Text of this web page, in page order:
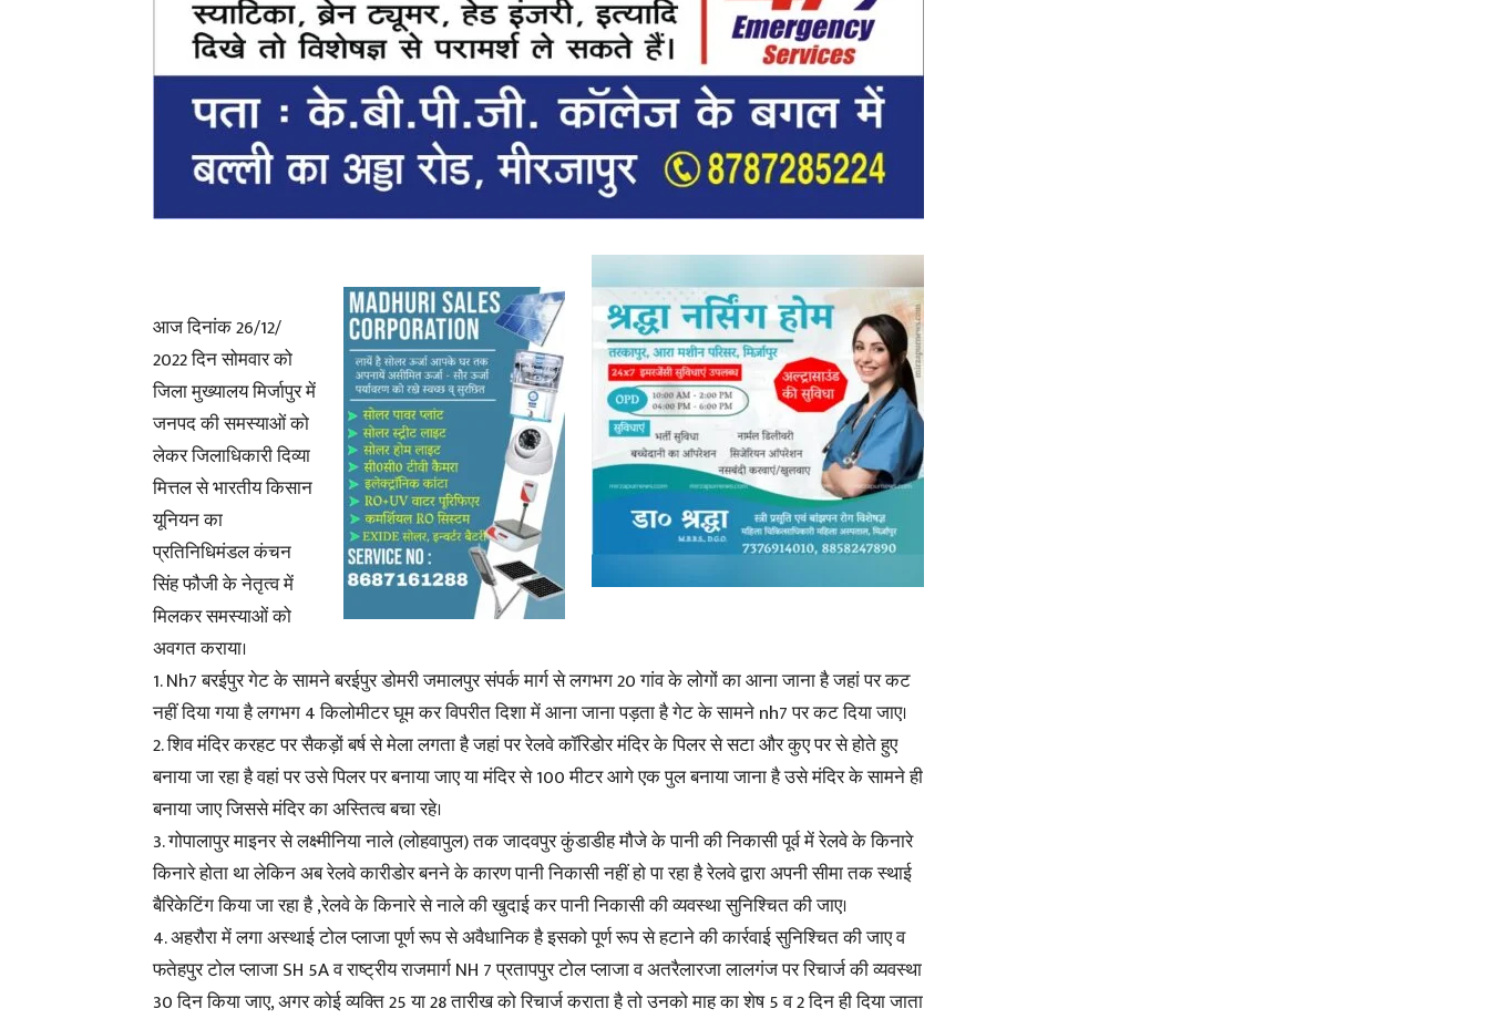
News
Paper
आज दिनांक 26/12/
2022 दिन सोमवार को
जिला मुख्यालय मिर्जापुर में
जनपद की समस्याओं को
लेकर जिलाधिकारी दिव्या
मित्तल से भारतीय किसान
यूनियन का
प्रतिनिधिमंडल कंचन
सिंह फौजी के नेतृत्व में
मिलकर समस्याओं को
अवगत कराया।
1. Nh7 बरईपुर गेट के सामने बरईपुर डोमरी जमालपुर संपर्क मार्ग से लगभग 20 गांव के लोगों का आना जाना है जहां पर कट
नहीं दिया गया है लगभग 4 किलोमीटर घूम कर विपरीत दिशा में आना जाना पड़ता है गेट के सामने nh7 पर कट दिया जाए।
2. शिव मंदिर करहट पर सैकड़ों बर्ष से मेला लगता है जहां पर रेलवे कॉरिडोर मंदिर के पिलर से सटा और कुए पर से होते हुए
बनाया जा रहा है वहां पर उसे पिलर पर बनाया जाए या मंदिर से 100 मीटर आगे एक पुल बनाया जाना है उसे मंदिर के सामने ही
बनाया जाए जिससे मंदिर का अस्तित्व बचा रहे।
3. गोपालापुर माइनर से लक्ष्मीनिया नाले (लोहवापुल) तक जादवपुर कुंडाडीह मौजे के पानी की निकासी पूर्व में रेलवे के किनारे
किनारे होता था लेकिन अब रेलवे कारीडोर बनने के कारण पानी निकासी नहीं हो पा रहा है रेलवे द्वारा अपनी सीमा तक स्थाई
बैरिकेटिंग किया जा रहा है ,रेलवे के किनारे से नाले की खुदाई कर पानी निकासी की व्यवस्था सुनिश्चित की जाए।
4. अहरौरा में लगा अस्थाई टोल प्लाजा पूर्ण रूप से अवैधानिक है इसको पूर्ण रूप से हटाने की कार्रवाई सुनिश्चित की जाए व
फतेहपुर टोल प्लाजा SH 5A व राष्ट्रीय राजमार्ग NH 7 प्रतापपुर टोल प्लाजा व अतरैलारजा लालगंज पर रिचार्ज की व्यवस्था
30 दिन किया जाए, अगर कोई व्यक्ति 25 या 28 तारीख को रिचार्ज कराता है तो उनको माह का शेष 5 व 2 दिन ही दिया जाता